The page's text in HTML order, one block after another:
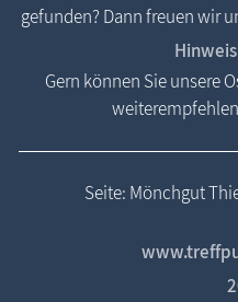
gefunden? Dann freuen wir
Hinweis
Gern können Sie unsere
Seite: Mönchgut